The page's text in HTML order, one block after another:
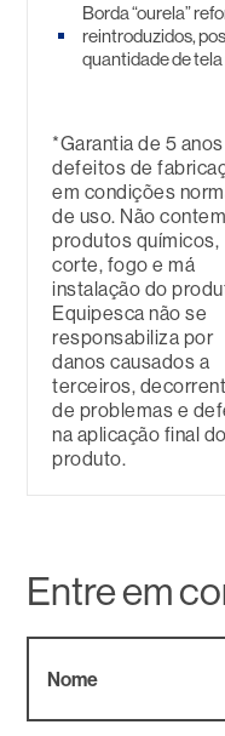
Borda “ourela”
reintroduzidos,
quantidade de
*Garantia de 5
defeitos de
em condições
de uso. Não
produtos químicos,
corte, fogo e má
instalação do
Equipesca não se
responsabiliza por
danos causados a
terceiros,
de problemas e
na aplicação final do
produto.
Entre em